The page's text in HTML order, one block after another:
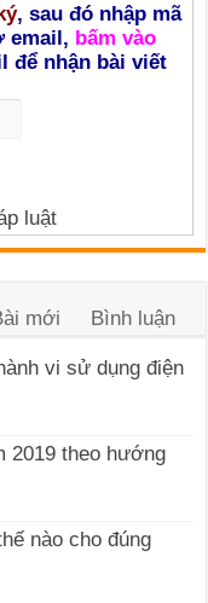
, sau đó nhập mã
email, bấm vào
để nhận bài viết
luật
mới Bình luận
vi sử dụng điện
2019 theo hướng
nào cho đúng